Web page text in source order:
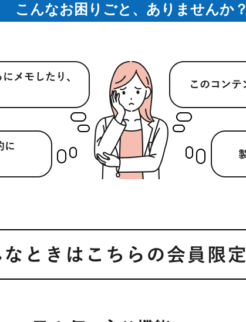
こんなお困りごと、ありませんか？